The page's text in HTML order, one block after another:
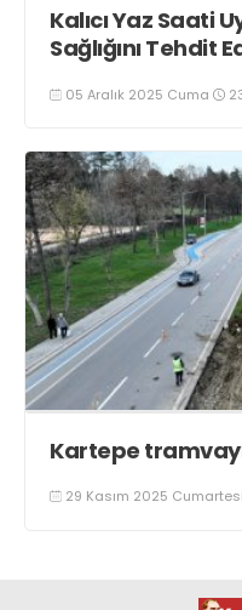
Kalıcı Yaz Saati
Sağlığını Tehdit
05 Aralık 2025 Cuma
Kartepe
29 Kasım 2025 Cumartesi